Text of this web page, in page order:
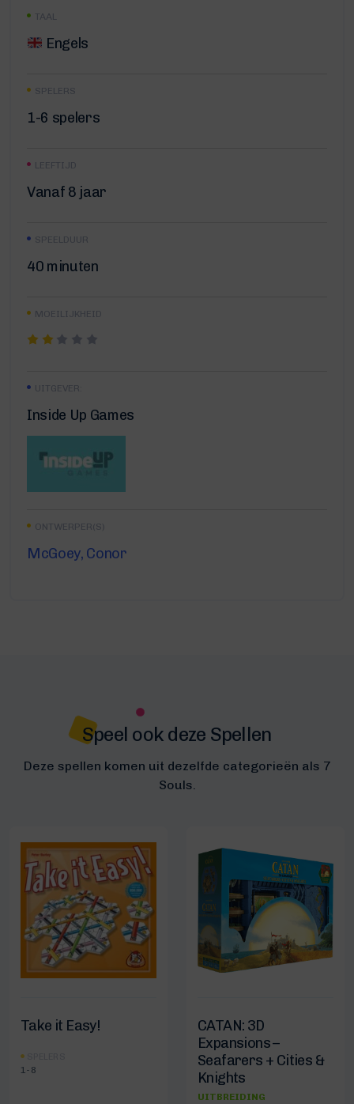
TAAL
Engels
SPELERS
1-6 spelers
LEEFTIJD
Vanaf 8 jaar
SPEELDUUR
40 minuten
MOEILIJKHEID
UITGEVER:
Inside Up Games
ONTWERPER(S)
McGoey, Conor
Speel ook deze Spellen
Deze spellen komen uit dezelfde categorieën als 7
Souls.
Take it Easy!
1-8
CATAN: 3D
Expansions –
Seafarers + Cities &
Knights
UITBREIDING